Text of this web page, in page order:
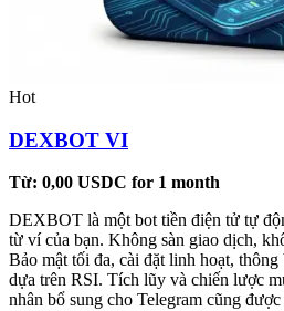
Hot
DEXBOT VI
Từ: 0,00 USDC for 1 month
DEXBOT là một bot tiền điện tử tự
từ ví của bạn. Không sàn giao dịch,
Bảo mật tối đa, cài đặt linh hoạt,
dựa trên RSI. Tích lũy và chiến lược
nhân bổ sung cho Telegram cũng